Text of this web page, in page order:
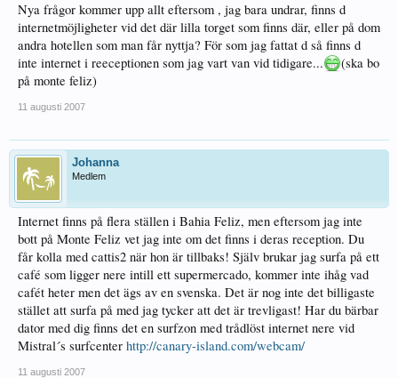
Nya frågor kommer upp allt eftersom , jag bara undrar, finns d
internetmöjligheter vid det där lilla torget som finns där, eller på dom
andra hotellen som man får nyttja? För som jag fattat d så finns d
inte internet i reeceptionen som jag vart van vid tidigare...
(ska bo
på monte feliz)
11 augusti 2007
Johanna
Medlem
Internet finns på flera ställen i Bahia Feliz, men eftersom jag inte
bott på Monte Feliz vet jag inte om det finns i deras reception. Du
får kolla med cattis2 när hon är tillbaks! Själv brukar jag surfa på ett
café som ligger nere intill ett supermercado, kommer inte ihåg vad
cafét heter men det ägs av en svenska. Det är nog inte det billigaste
stället att surfa på med jag tycker att det är trevligast! Har du bärbar
dator med dig finns det en surfzon med trådlöst internet nere vid
Mistral´s surfcenter http://canary-island.com/webcam/
11 augusti 2007